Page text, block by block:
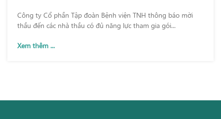
Công ty Cổ phần Tập đoàn Bệnh viện TNH thông báo mời
thầu đến các nhà thầu có đủ năng lực tham gia gói...
Xem thêm ...